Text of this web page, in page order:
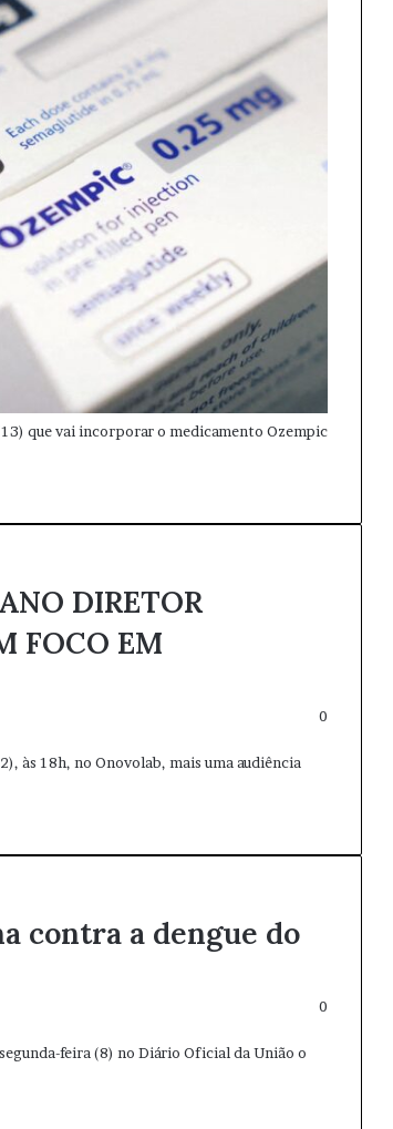
que vai incorporar o medicamento Ozempic
DIRETOR
FOCO EM
0
às 18h, no Onovolab, mais uma audiência
contra a dengue do
0
feira (8) no Diário Oficial da União o